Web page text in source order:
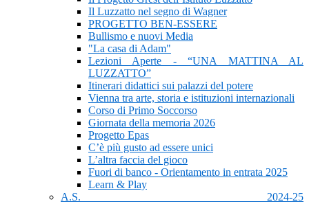
Il Luzzatto nel segno di Wagner
PROGETTO BEN-ESSERE
Bullismo e nuovi Media
"La casa di Adam"
Lezioni Aperte - “UNA MATTINA AL
LUZZATTO”
Itinerari didattici sui palazzi del potere
Vienna tra arte, storia e istituzioni internazionali
Corso di Primo Soccorso
Giornata della memoria 2026
Progetto Epas
C’è più gusto ad essere unici
L’altra faccia del gioco
Fuori di banco - Orientamento in entrata 2025
Learn & Play
A.S. 2024-25